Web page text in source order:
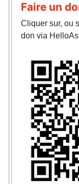
Faire un
Cliquer sur, ou
don via